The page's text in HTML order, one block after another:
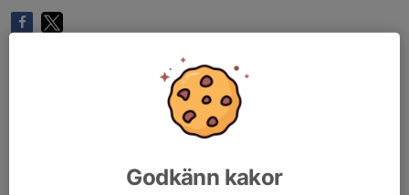
Godkänn kakor